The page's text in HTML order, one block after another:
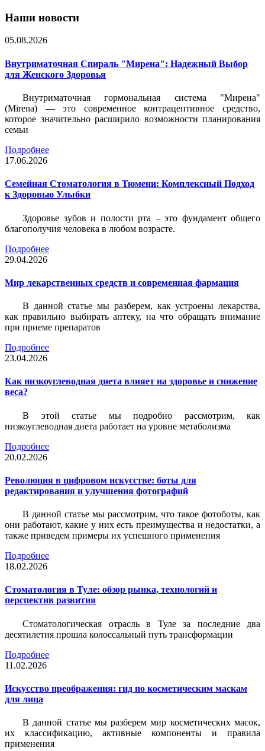
Наши новости
05.08.2026
Внутриматочная Спираль "Мирена": Надежный Выбор
для Женского Здоровья
Внутриматочная гормональная система "Мирена"
(Mirena) — это современное контрацептивное средство,
которое значительно расширило возможности планирования
семьи
Подробнее
17.06.2026
Семейная Стоматология в Тюмени: Комплексный Подход
к Здоровью Улыбки
Здоровье зубов и полости рта – это фундамент общего
благополучия человека в любом возрасте.
Подробнее
29.04.2026
Мир лекарственных средств и современная фармация
В данной статье мы разберем, как устроены лекарства,
как правильно выбирать аптеку, на что обращать внимание
при приеме препаратов
Подробнее
23.04.2026
Как низкоуглеводная диета влияет на здоровье и снижение
веса?
В этой статье мы подробно рассмотрим, как
низкоуглеводная диета работает на уровне метаболизма
Подробнее
20.02.2026
Революция в цифровом искусстве: боты для
редактирования и улучшения фотографий
В данной статье мы рассмотрим, что такое фотоботы, как
они работают, какие у них есть преимущества и недостатки, а
также приведем примеры их успешного применения
Подробнее
18.02.2026
Стоматология в Туле: обзор рынка, технологий и
перспектив развития
Стоматологическая отрасль в Туле за последние два
десятилетия прошла колоссальный путь трансформации
Подробнее
11.02.2026
Искусство преображения: гид по косметическим маскам
для лица
В данной статье мы разберем мир косметических масок,
их классификацию, активные компоненты и правила
применения